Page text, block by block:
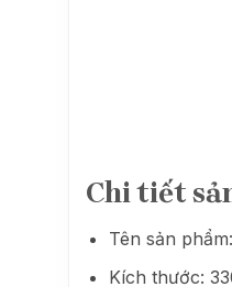
Chi tiết
Tên sản
Kích thước: